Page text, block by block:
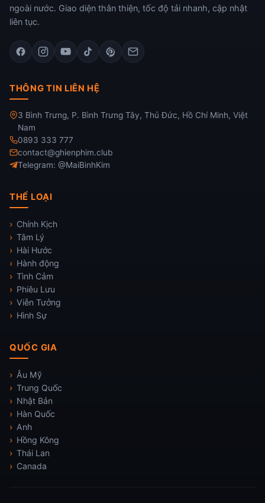
ngoài nước. Giao diện thân thiện, tốc độ tải nhanh, cập nhật
liên tục.
THÔNG TIN LIÊN HỆ
3 Bình Trưng, P. Bình Trưng Tây, Thủ Đức, Hồ Chí Minh, Việt
Nam
0893 333 777
contact@ghienphim.club
Telegram: @MaiBinhKim
THỂ LOẠI
Chính Kịch
Tâm Lý
Hài Hước
Hành động
Tình Cảm
Phiêu Lưu
Viễn Tưởng
Hình Sự
QUỐC GIA
Âu Mỹ
Trung Quốc
Nhật Bản
Hàn Quốc
Anh
Hồng Kông
Thái Lan
Canada